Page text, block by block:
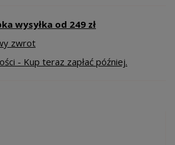
wysyłka od 249 zł
zwrot
- Kup teraz zapłać później.